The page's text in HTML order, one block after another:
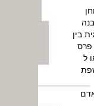
בין
פרס
ל